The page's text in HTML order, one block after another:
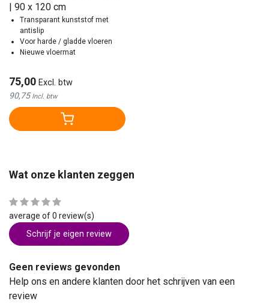
| 90 x 120 cm
Transparant kunststof met
antislip
Voor harde / gladde vloeren
Nieuwe vloermat
75,00 Excl. btw
90,75Incl. btw
Wat onze klanten zeggen
average of 0 review(s)
Schrijf je eigen review
Geen reviews gevonden
Help ons en andere klanten door het schrijven van een
review